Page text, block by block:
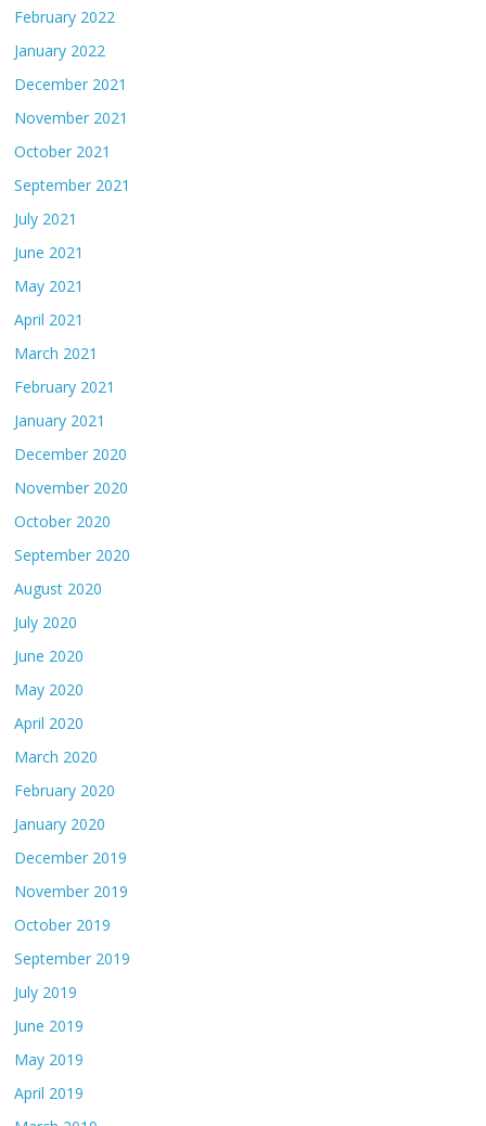
February 2022
January 2022
December 2021
November 2021
October 2021
September 2021
July 2021
June 2021
May 2021
April 2021
March 2021
February 2021
January 2021
December 2020
November 2020
October 2020
September 2020
August 2020
July 2020
June 2020
May 2020
April 2020
March 2020
February 2020
January 2020
December 2019
November 2019
October 2019
September 2019
July 2019
June 2019
May 2019
April 2019